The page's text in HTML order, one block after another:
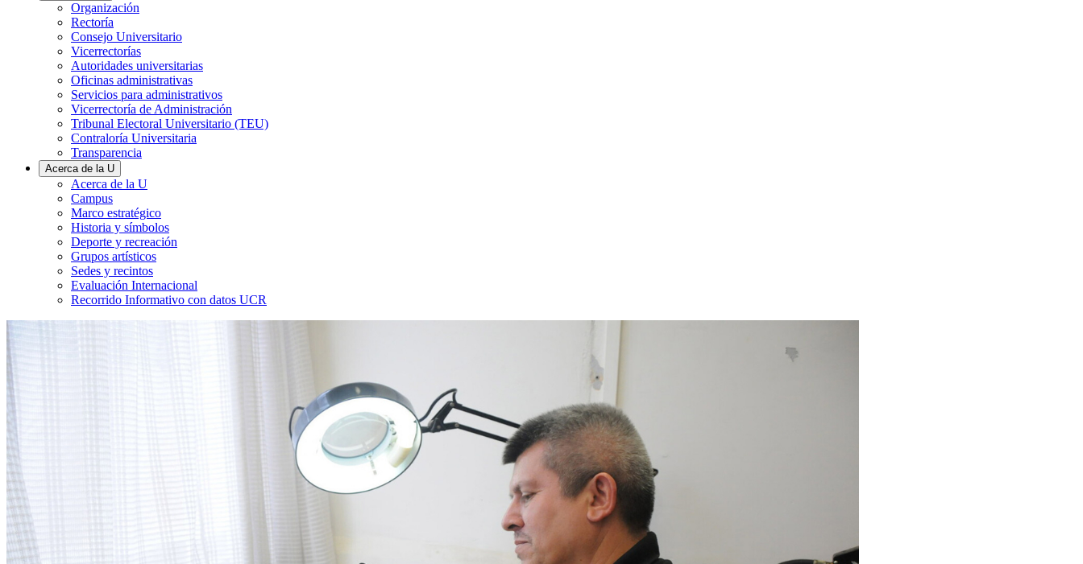
Organización
Rectoría
Consejo Universitario
Vicerrectorías
Autoridades universitarias
Oficinas administrativas
Servicios para administrativos
Vicerrectoría de Administración
Tribunal Electoral Universitario (TEU)
Contraloría Universitaria
Transparencia
Acerca de la U
Acerca de la U
Campus
Marco estratégico
Historia y símbolos
Deporte y recreación
Grupos artísticos
Sedes y recintos
Evaluación Internacional
Recorrido Informativo con datos UCR